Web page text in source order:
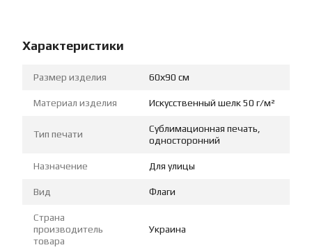
Характеристики
Размер изделия 60х90 см
Материал изделия Искусственный шелк 50 г/м²
Тип печати
Сублимационная печать,
односторонний
Назначение Для улицы
Вид Флаги
Страна
производитель
товара
Украина